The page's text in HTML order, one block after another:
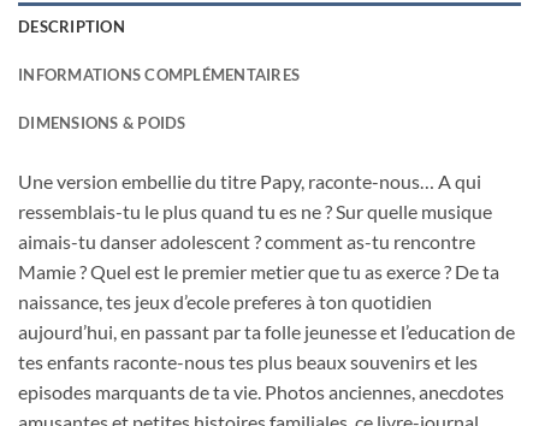
DESCRIPTION
INFORMATIONS COMPLÉMENTAIRES
DIMENSIONS & POIDS
Une version embellie du titre Papy, raconte-nous… A qui
ressemblais-tu le plus quand tu es ne ? Sur quelle musique
aimais-tu danser adolescent ? comment as-tu rencontre
Mamie ? Quel est le premier metier que tu as exerce ? De ta
naissance, tes jeux d’ecole preferes à ton quotidien
aujourd’hui, en passant par ta folle jeunesse et l’education de
tes enfants raconte-nous tes plus beaux souvenirs et les
episodes marquants de ta vie. Photos anciennes, anecdotes